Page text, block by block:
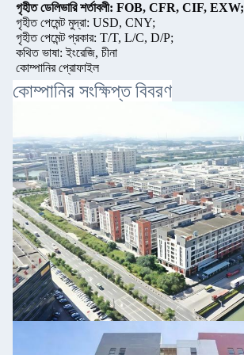
গৃহীত ডেলিভারি শর্তাবলী: FOB, CFR, CIF, EXW;
গৃহীত পেমেন্ট মুদ্রা: USD, CNY;
গৃহীত পেমেন্ট প্রকার: T/T, L/C, D/P;
কথিত ভাষা: ইংরেজি, চীনা
কোম্পানির প্রোফাইল
কোম্পানির সংক্ষিপ্ত বিবরণ